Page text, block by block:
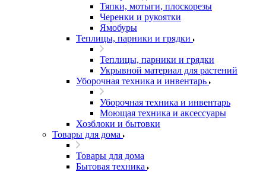
Тяпки, мотыги, плоскорезы
Черенки и рукоятки
Ямобуры
Теплицы, парники и грядки
Теплицы, парники и грядки
Укрывной материал для растений
Уборочная техника и инвентарь
Уборочная техника и инвентарь
Моющая техника и аксессуары
Хозблоки и бытовки
Товары для дома
Товары для дома
Бытовая техника